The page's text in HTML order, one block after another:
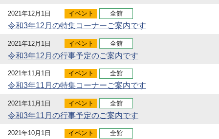
2021年12月1日 イベント 全館
令和3年12月の特集コーナーご案内です
2021年12月1日 イベント 全館
令和3年12月の行事予定のご案内です
2021年11月1日 イベント 全館
令和3年11月の特集コーナーご案内です
2021年11月1日 イベント 全館
令和3年11月の行事予定のご案内です
2021年10月1日 イベント 全館